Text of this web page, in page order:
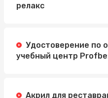
релакс
Удостоверение по
учебный центр
Акрил для